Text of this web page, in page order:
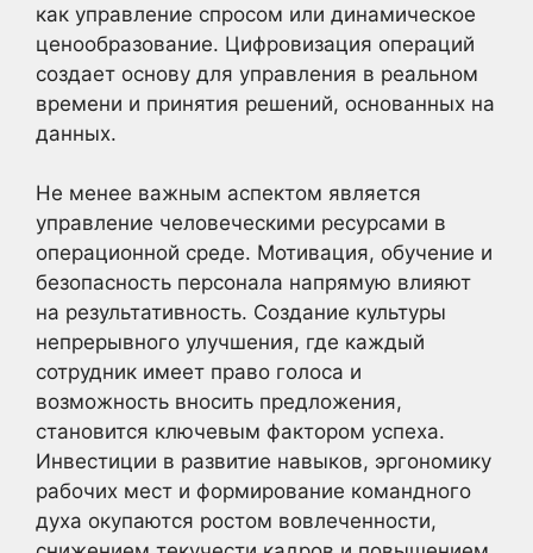
как управление спросом или динамическое
ценообразование. Цифровизация операций
создает основу для управления в реальном
времени и принятия решений, основанных на
данных.
Не менее важным аспектом является
управление человеческими ресурсами в
операционной среде. Мотивация, обучение и
безопасность персонала напрямую влияют
на результативность. Создание культуры
непрерывного улучшения, где каждый
сотрудник имеет право голоса и
возможность вносить предложения,
становится ключевым фактором успеха.
Инвестиции в развитие навыков, эргономику
рабочих мест и формирование командного
духа окупаются ростом вовлеченности,